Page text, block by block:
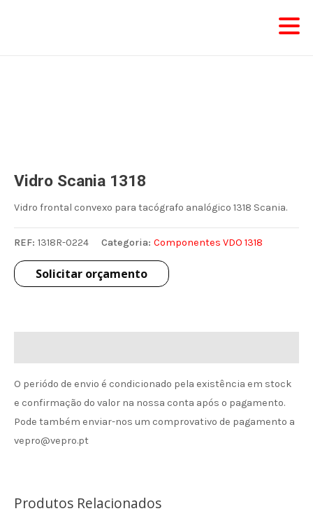
Vidro Scania 1318
Vidro frontal convexo para tacógrafo analógico 1318 Scania.
REF: 1318R-0224 Categoria: Componentes VDO 1318
Solicitar orçamento
O periódo de envio é condicionado pela existência em stock
e confirmação do valor na nossa conta após o pagamento.
Pode também enviar-nos um comprovativo de pagamento a
vepro@vepro.pt
Produtos Relacionados